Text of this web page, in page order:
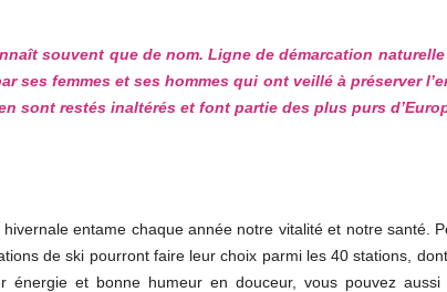
souvent que de nom. Ligne de démarcation naturelle
ses femmes et ses hommes qui ont veillé à préserver
sont restés inaltérés et font partie des plus purs
entame chaque année notre vitalité et notre santé.
de ski pourront faire leur choix parmi les 40 stations,
et bonne humeur en douceur, vous pouvez